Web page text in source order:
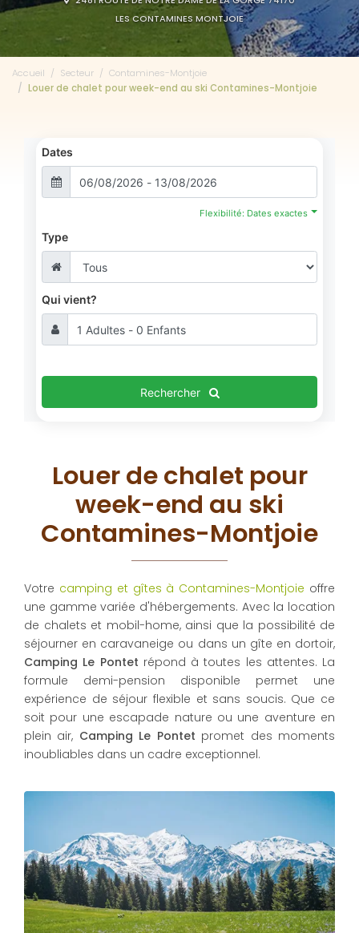
LES CONTAMINES MONTJOIE
Accueil Secteur
Contamines-Montjoie
Louer de chalet pour week-end au ski Contamines-Montjoie
Dates
Flexibilité: Dates exactes
Type
Qui vient?
Rechercher
Louer de chalet pour
week-end au ski
Contamines-Montjoie
Votre camping et gîtes à Contamines-Montjoie offre
une gamme variée d'hébergements. Avec la location
de chalets et mobil-home, ainsi que la possibilité de
séjourner en caravaneige ou dans un gîte en dortoir,
Camping Le Pontet répond à toutes les attentes. La
formule demi-pension disponible permet une
expérience de séjour flexible et sans soucis. Que ce
soit pour une escapade nature ou une aventure en
plein air, Camping Le Pontet promet des moments
inoubliables dans un cadre exceptionnel.